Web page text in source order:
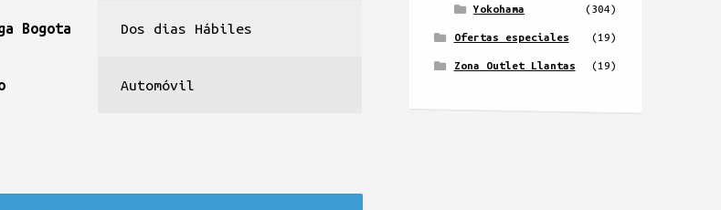
Bogota Dos dias Hábiles
Automóvil
Yokohama (304)
Ofertas especiales (19)
Zona Outlet Llantas (19)